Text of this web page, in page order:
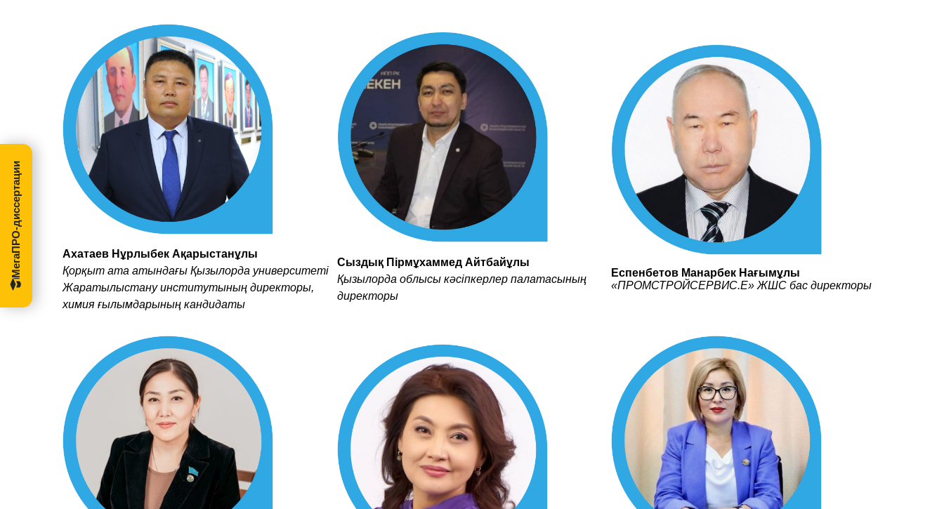
Ахатаев Нұрлыбек Ақарыстанұлы
Қорқыт ата атындағы Қызылорда университеті
Жаратылыстану институтының директоры,
химия ғылымдарының кандидаты
Сыздық Пірмұхаммед Айтбайұлы
Қызылорда облысы кәсіпкерлер палатасының
директоры
Еспенбетов Манарбек Нағымұлы
«ПРОМСТРОЙСЕРВИС.Е» ЖШС бас директоры
МегаПРО-диссертации